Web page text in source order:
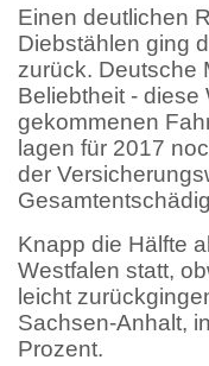
Einen deutlichen
Diebstählen ging
zurück. Deutsche
Beliebtheit -
gekommenen
lagen für 2017
der
Knapp die Hälfte
Westfalen statt,
leicht
Sachsen-Anhalt,
Prozent.